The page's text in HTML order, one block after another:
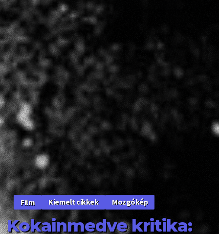
Film Kiemelt cikkek Mozgókép
Kokainmedve kritika: